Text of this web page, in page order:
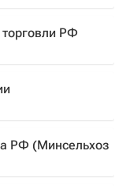
РФ
РФ (Минсельхоз